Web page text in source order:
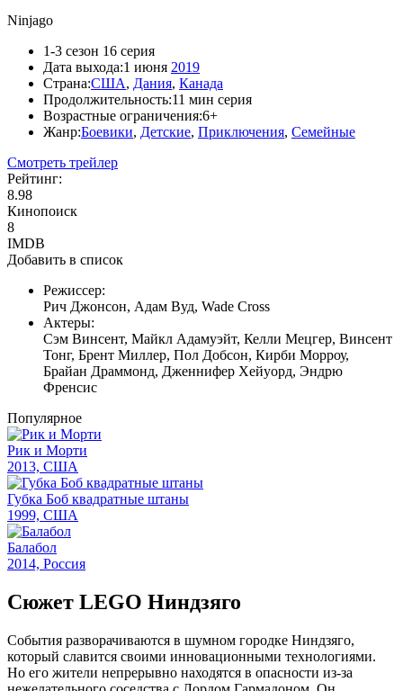
Ninjago
1-3 сезон 16 серия
Дата выхода:1 июня 2019
Страна:США, Дания, Канада
Продолжительность:11 мин серия
Возрастные ограничения:6+
Жанр:Боевики, Детские, Приключения, Семейные
Смотреть трейлер
Рейтинг:
8.98
Кинопоиск
8
IMDB
Добавить в список
Режиссер:
Рич Джонсон, Адам Вуд, Wade Cross
Актеры:
Сэм Винсент, Майкл Адамуэйт, Келли Мецгер, Винсент
Тонг, Брент Миллер, Пол Добсон, Кирби Морроу,
Брайан Драммонд, Дженнифер Хейуорд, Эндрю
Френсис
Популярное
Рик и Морти
2013, США
Губка Боб квадратные штаны
1999, США
Балабол
2014, Россия
Сюжет LEGO Ниндзяго
События разворачиваются в шумном городке Ниндзяго,
который славится своими инновационными технологиями.
Но его жители непрерывно находятся в опасности из-за